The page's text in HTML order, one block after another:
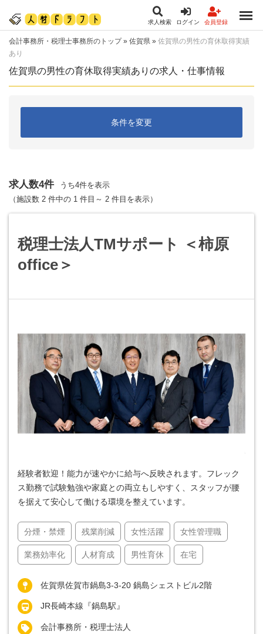
求人検索 ログイン 会員登録
会計事務所・税理士事務所のトップ» 佐賀県 » 佐賀県の男性の育休取得実績
あり
佐賀県の男性の育休取得実績ありの求人・仕事情報
条件を変更
求人数4件
うち4件を表示
（施設数 2 件中の 1 件目～ 2 件目を表示）
税理士法人TMサポート ＜柿原
office＞
経験者歓迎！能力が速やかに給与へ反映されます。フレック
ス勤務で試験勉強や家庭との両立もしやすく、スタッフが腰
を据えて安心して働ける環境を整えています。
分煙・禁煙 残業削減 女性活躍 女性管理職
業務効率化 人材育成 男性育休 在宅
佐賀県佐賀市鍋島3-3-20 鍋島シェストビル2階
JR長崎本線『鍋島駅』
会計事務所・税理士法人